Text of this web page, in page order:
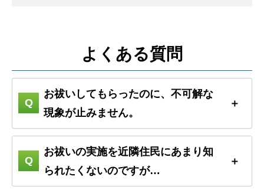
よくある質問
お祓いしてもらったのに、不可解な
現象が止みません。
お祓いの実施を近隣住民にあまり知
られたくないのですが…